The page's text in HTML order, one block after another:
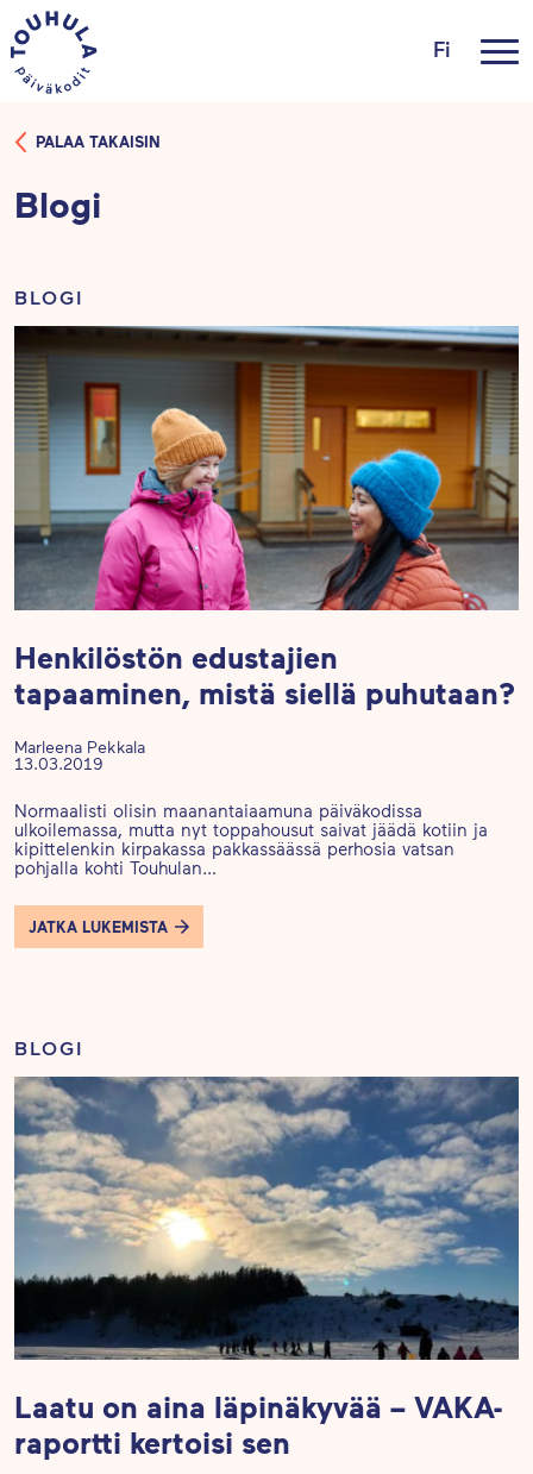
Fi
PALAA TAKAISIN
Blogi
BLOGI
Henkilöstön edustajien
tapaaminen, mistä siellä puhutaan?
Marleena Pekkala
13.03.2019
Normaalisti olisin maanantaiaamuna päiväkodissa
ulkoilemassa, mutta nyt toppahousut saivat jäädä kotiin ja
kipittelenkin kirpakassa pakkassäässä perhosia vatsan
pohjalla kohti Touhulan…
JATKA LUKEMISTA
BLOGI
Laatu on aina läpinäkyvää – VAKA-
raportti kertoisi sen